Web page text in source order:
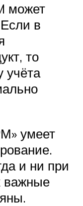
может
в
то
учёта
умеет
и ни при
важные